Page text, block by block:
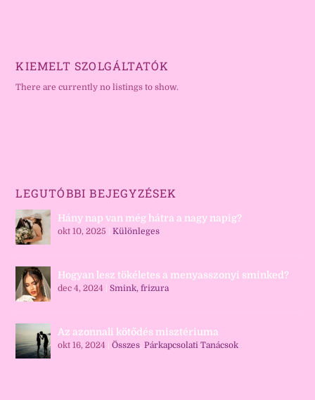
KIEMELT SZOLGÁLTATÓK
There are currently no listings to show.
LEGUTÓBBI BEJEGYZÉSEK
Hány nap van még hátra a nagy napig?
okt 10, 2025 |Különleges
Hogyan lesz tökéletes a menyasszonyi sminked?
dec 4, 2024 |Smink, frizura
Az azonnali kötődés misztériuma
okt 16, 2024 |Összes,Párkapcsolati Tanácsok